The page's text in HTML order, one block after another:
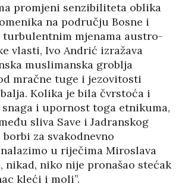
promjeni senzibiliteta oblika
na području Bosne i
turbulentnim mjenama austro-
vlasti, Ivo Andrić izražava
muslimanska groblja
mračne tuge i jezovitosti
Kolika je bila čvrstoća i
i upornost toga etnikuma,
sliva Save i Jadranskog
za svakodnevno
u riječima Miroslava
nikad, niko nije pronašao stećak
kleći i moli”.